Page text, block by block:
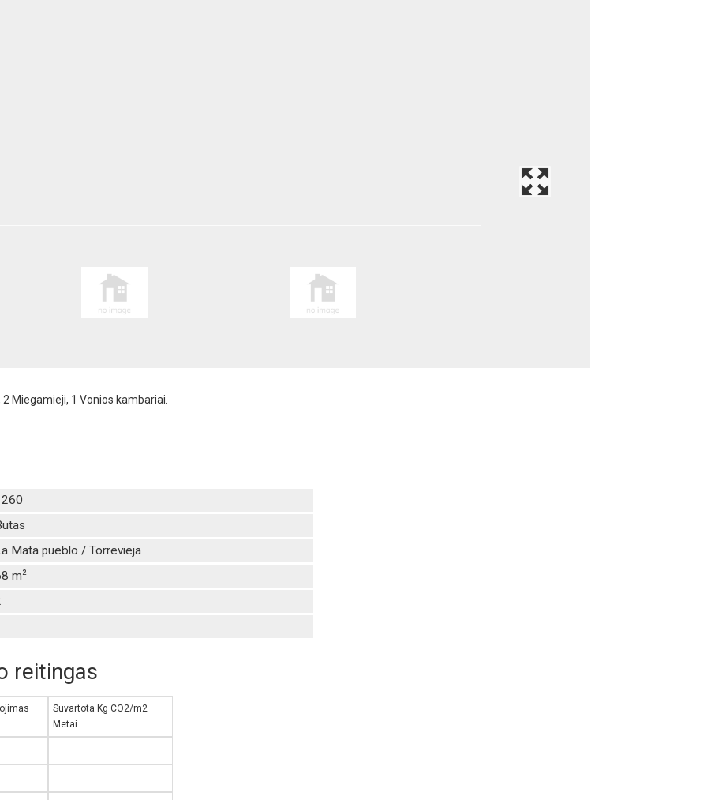
2 Miegamieji, 1 Vonios kambariai.
Mata pueblo / Torrevieja
m2
reitingas
Suvartota Kg CO2/m2
Metai